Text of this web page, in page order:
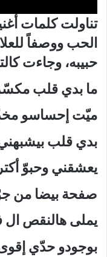
تناولت كلمات
الحب ووصفاً
حبيبه، وجاءت
ما بدي قلب
ميّت إحساسو
بدي قلب
يعشقني وحبوّ
صفحة بيضا من
يملى هالنقص ال
بوجودو حدّي